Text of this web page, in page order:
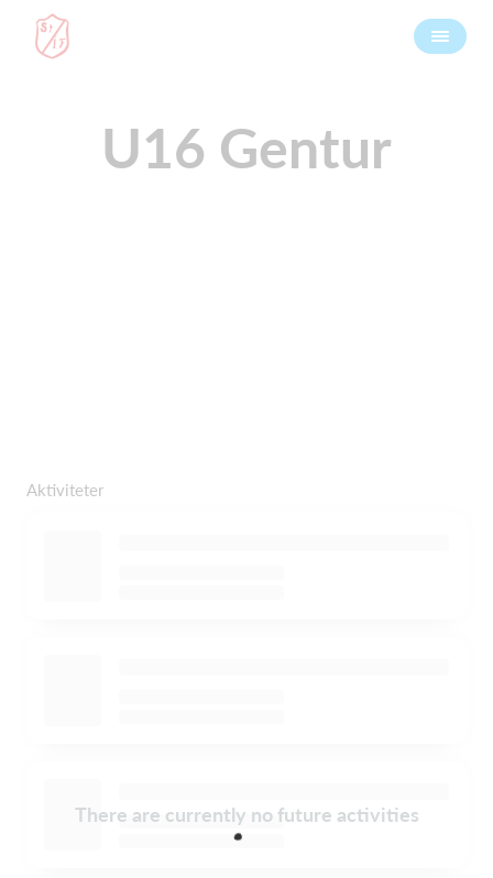
U16 Gentur
Aktiviteter
There are currently no future activities